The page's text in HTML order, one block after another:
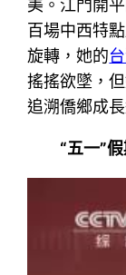
美。江門開
百場中西特
旋轉，她的
搖搖欲墜，
追溯僑鄉成
“五一”